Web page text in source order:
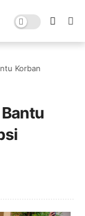
Korban